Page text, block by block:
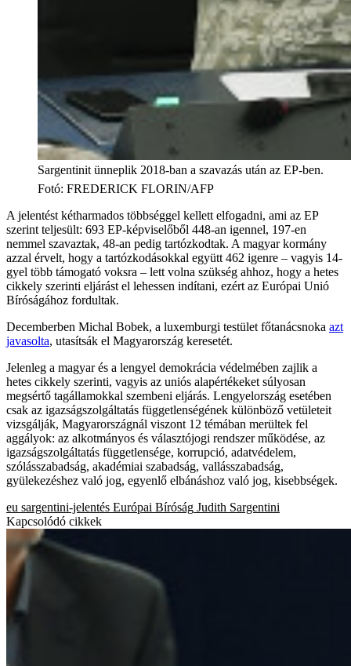
Sargentinit ünneplik 2018-ban a szavazás után az EP-ben.
Fotó: FREDERICK FLORIN/AFP
A jelentést kétharmados többséggel kellett elfogadni, ami az EP
szerint teljesült: 693 EP-képviselőből 448-an igennel, 197-en
nemmel szavaztak, 48-an pedig tartózkodtak. A magyar kormány
azzal érvelt, hogy a tartózkodásokkal együtt 462 igenre – vagyis 14-
gyel több támogató voksra – lett volna szükség ahhoz, hogy a hetes
cikkely szerinti eljárást el lehessen indítani, ezért az Európai Unió
Bíróságához fordultak.
Decemberben Michal Bobek, a luxemburgi testület főtanácsnoka azt
javasolta, utasítsák el Magyarország keresetét.
Jelenleg a magyar és a lengyel demokrácia védelmében zajlik a
hetes cikkely szerinti, vagyis az uniós alapértékeket súlyosan
megsértő tagállamokkal szembeni eljárás. Lengyelország esetében
csak az igazságszolgáltatás függetlenségének különböző vetületeit
vizsgálják, Magyarországnál viszont 12 témában merültek fel
aggályok: az alkotmányos és választójogi rendszer működése, az
igazságszolgáltatás függetlensége, korrupció, adatvédelem,
szólásszabadság, akadémiai szabadság, vallásszabadság,
gyülekezéshez való jog, egyenlő elbánáshoz való jog, kisebbségek.
eu sargentini-jelentés Európai Bíróság Judith Sargentini
Kapcsolódó cikkek